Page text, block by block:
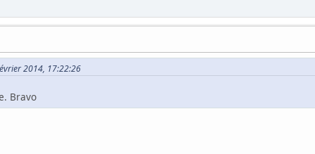
2014, 17:22:26
Bravo